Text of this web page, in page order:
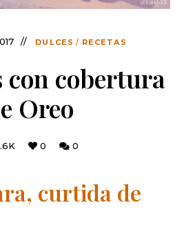
DULCES / RECETAS
con cobertura
Oreo
0 0
curtida de